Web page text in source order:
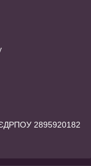
2895920182